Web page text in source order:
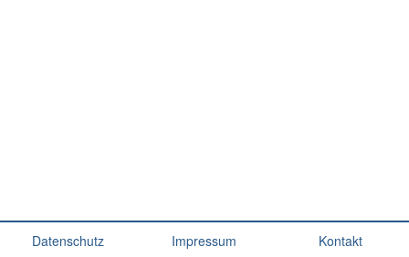
Datenschutz Impressum Kontakt